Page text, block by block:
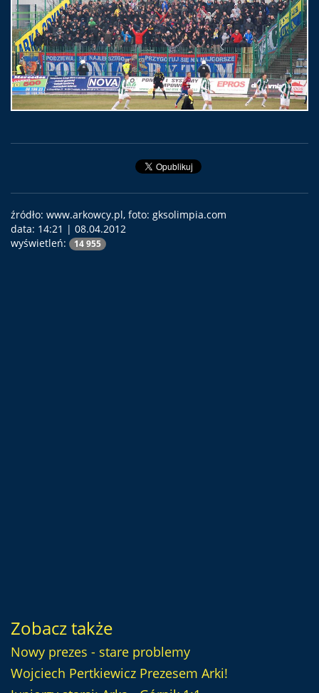
źródło: www.arkowcy.pl, foto: gksolimpia.com
data: 14:21 | 08.04.2012
wyświetleń:
14 955
Zobacz także
Nowy prezes - stare problemy
Wojciech Pertkiewicz Prezesem Arki!